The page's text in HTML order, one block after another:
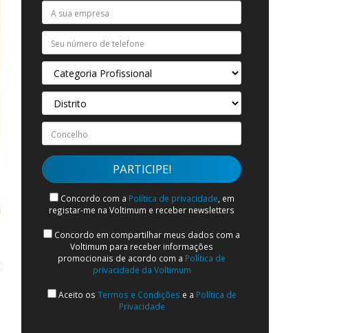
Concordo com a Política de privacidade , em
registar-me na Voltimum e receber newsletters
Concordo em compartilhar meus dados com a
Voltimum para receber informações
promocionais de acordo com a Política de
privacidade da Voltimum
Aceito os Termos e Condições e a Política de
Privacidade